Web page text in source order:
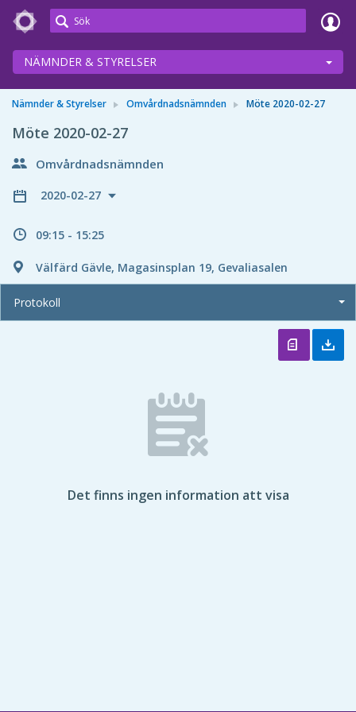
Meetings+
NÄMNDER & STYRELSER
Nämnder & Styrelser Omvårdnadsnämnden Möte 2020-02-27
Möte 2020-02-27
Omvårdnadsnämnden
2020-02-27
09:15 - 15:25
Välfärd Gävle, Magasinsplan 19, Gevaliasalen
Protokoll
Det finns ingen information att visa